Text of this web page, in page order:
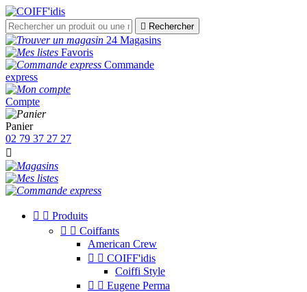
 Rechercher
24 Magasins
Favoris
Commande
express
Compte
Panier
02 79 37 27 27

  Produits
  Coiffants
American Crew
  COIFF'idis
Coiffi Style
  Eugene Perma